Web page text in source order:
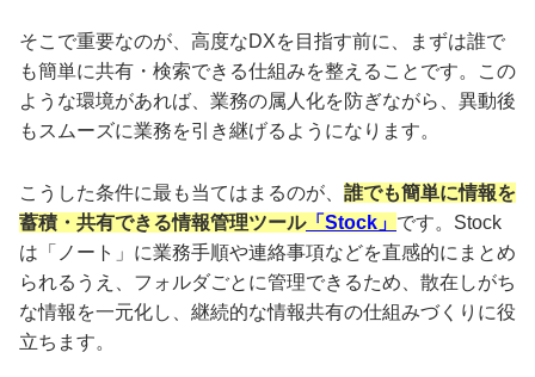
そこで重要なのが、高度なDXを目指す前に、まずは誰で
も簡単に共有・検索できる仕組みを整えることです。この
ような環境があれば、業務の属人化を防ぎながら、異動後
もスムーズに業務を引き継げるようになります。
こうした条件に最も当てはまるのが、 誰でも簡単に情報を
蓄積・共有できる情報管理ツール「Stock」 です。Stock
は「ノート」に業務手順や連絡事項などを直感的にまとめ
られるうえ、フォルダごとに管理できるため、散在しがち
な情報を一元化し、継続的な情報共有の仕組みづくりに役
立ちます。